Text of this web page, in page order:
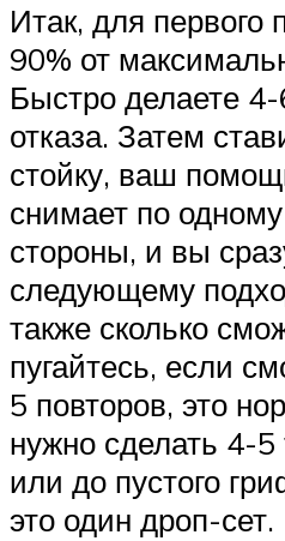
Итак, для первого
90% от
Быстро делаете
отказа. Затем
стойку, ваш
снимает по
стороны, и вы
следующему
также сколько
пугайтесь, если
5 повторов, это
нужно сделать 4-5
или до пустого
это один дроп-сет.